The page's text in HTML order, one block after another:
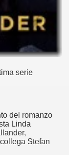
serie
del romanzo
Linda
Stefan
allevati.